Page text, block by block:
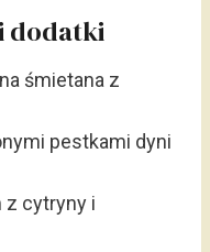
dodatki
śmietana z
pestkami dyni
z cytryny i